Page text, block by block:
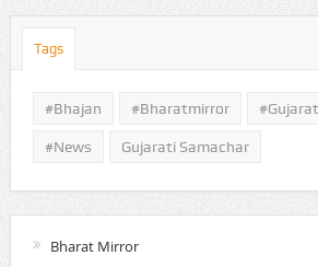
Tags
#Bhajan #bharatmirror
#news Gujarati Samachar
Bharat Mirror